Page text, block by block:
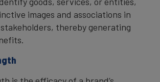
images and associations in
thereby generating